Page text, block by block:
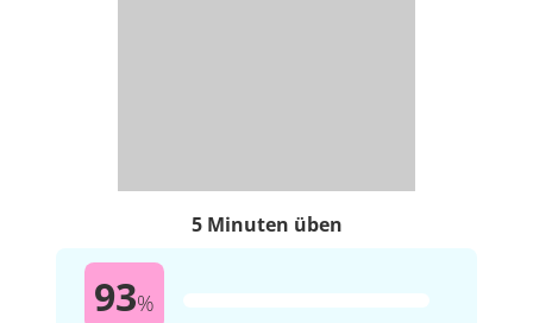
5 Minuten üben
93%